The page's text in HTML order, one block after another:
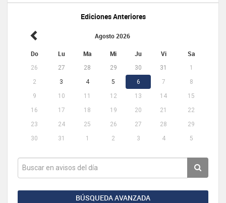
Ediciones Anteriores
Agosto 2026
Do Lu Ma Mi Ju Vi Sa
26 27 28 29 30 31
1
2
3 4 5 6 7
8
9
10 11 12 13 14
15
16
17 18 19 20 21
22
23
24 25 26 27 28
29
30
31 1 2 3 4 5
BÚSQUEDA AVANZADA